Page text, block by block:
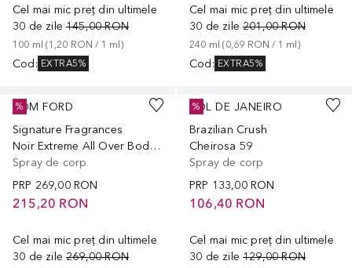
Cel mai mic preț din ultimele
30 de zile 145,00 RON
100 ml (1,20 RON / 1 ml)
Cod : EXTRA5%
Cel mai mic preț din ultimele
30 de zile 201,00 RON
240 ml (0,69 RON / 1 ml)
Cod : EXTRA5%
TOM FORD
Signature Fragrances
Noir Extreme All Over Body Spray
Spray de corp
PRP 269,00 RON
215,20 RON
Cel mai mic preț din ultimele
30 de zile 269,00 RON
%
SOL DE JANEIRO
Brazilian Crush
Cheirosa 59
Spray de corp
PRP 133,00 RON
106,40 RON
Cel mai mic preț din ultimele
30 de zile 129,00 RON
%